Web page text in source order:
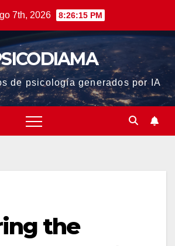
7th, 2026 8:26:15 PM
de psicología generados por IA
the